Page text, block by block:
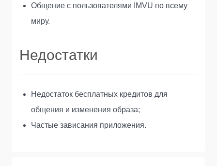
Общение с пользователями IMVU по всему
миру.
Недостатки
Недостаток бесплатных кредитов для
общения и изменения образа;
Частые зависания приложения.